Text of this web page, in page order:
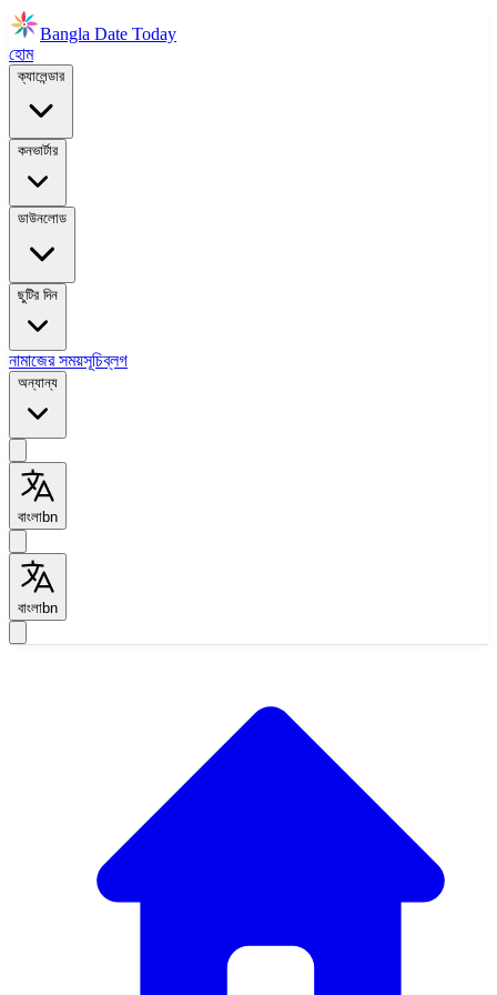
Bangla Date Today
হোম
ক্যালেন্ডার
কনভার্টার
ডাউনলোড
ছুটির দিন
নামাজের সময়সূচিব্লগ
অন্যান্য
বাংলাbn
বাংলাbn